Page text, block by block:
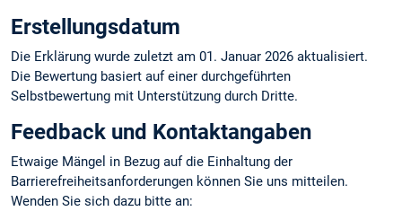
Erstellungsdatum
Die Erklärung wurde zuletzt am 01. Januar 2026 aktualisiert.
Die Bewertung basiert auf einer durchgeführten
Selbstbewertung mit Unterstützung durch Dritte.
Feedback und Kontaktangaben
Etwaige Mängel in Bezug auf die Einhaltung der
Barrierefreiheitsanforderungen können Sie uns mitteilen.
Wenden Sie sich dazu bitte an: